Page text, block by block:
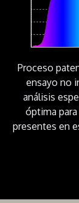
Proceso
ensayo no
análisis
óptima
presentes en